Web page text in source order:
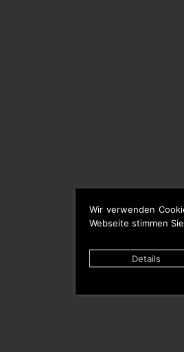
Wir verwenden
Webseite stimmen
Details